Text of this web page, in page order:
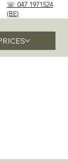
☏ 047 1971524
(BE)